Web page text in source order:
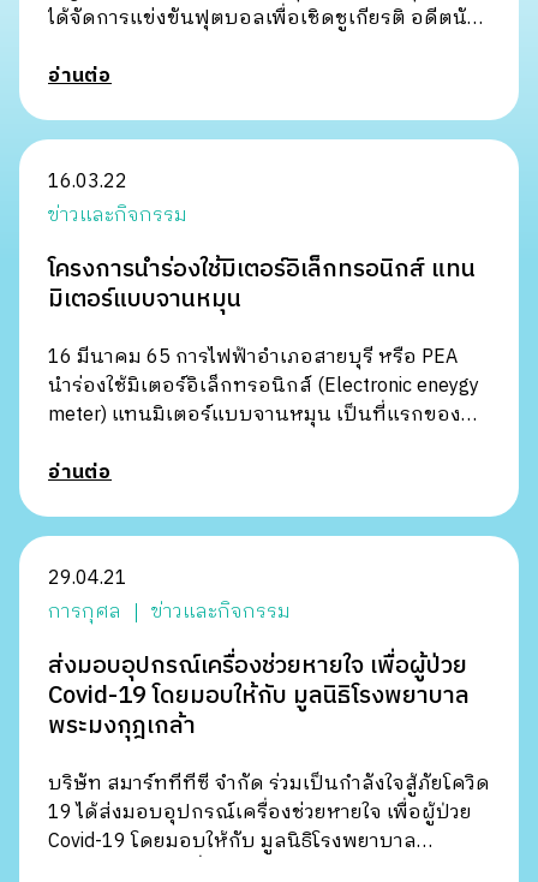
ได้จัดการแข่งขันฟุตบอลเพื่อเชิดชูเกียรติ อดีตนัก
อ่านต่อ
16.03.22
ข่าวและกิจกรรม
โครงการนำร่องใช้มิเตอร์อิเล็กทรอนิกส์ แทน
มิเตอร์แบบจานหมุน
16 มีนาคม 65 การไฟฟ้าอำเภอสายบุรี หรือ PEA
นำร่องใช้มิเตอร์อิเล็กทรอนิกส์ (Electronic eneygy
meter) แทนมิเตอร์แบบจานหมุน เป็นที่แรกของ
อ่านต่อ
29.04.21
การกุศล
ข่าวและกิจกรรม
ส่งมอบอุปกรณ์เครื่องช่วยหายใจ เพื่อผู้ป่วย
Covid-19 โดยมอบให้กับ มูลนิธิโรงพยาบาล
พระมงกุฎเกล้า
บริษัท สมาร์ททีทีซี จำกัด ร่วมเป็นกำลังใจสู้ภัยโควิด
19 ได้ส่งมอบอุปกรณ์เครื่องช่วยหายใจ เพื่อผู้ป่วย
Covid-19 โดยมอบให้กับ มูลนิธิโรงพยาบาล